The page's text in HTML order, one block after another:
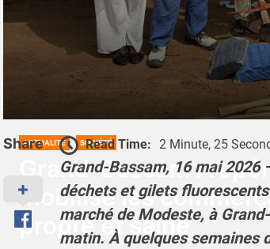
ACTUALITÉ SOCIÉTÉ
Grand-Bassam :
mobilise les
propre et saine
Share Read Time: 2 Minute, 25
Grand-Bassam, 16 mai 2026
déchets et gilets
marché de Modeste, à
matin. À quelques semaines